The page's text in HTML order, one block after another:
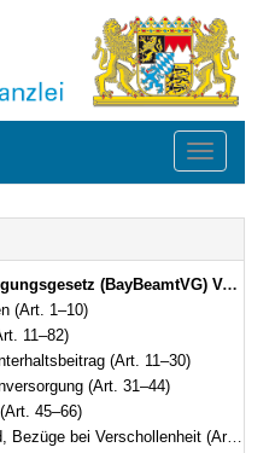
Toggle
2010 (GVBl. S. 410, 528, 764) BayRS 2033-1-1-F (Art. 1–118)
(Art. 1–10)
11–82)
(Art. 11–30)
(Art. 31–44)
45–66)
bei Verschollenheit (Art. 67–68)